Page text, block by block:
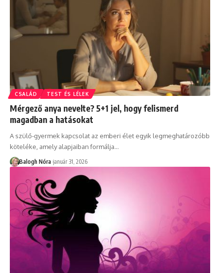
CSALÁD TEST ÉS LÉLEK
Mérgező anya nevelte? 5+1 jel, hogy felismerd
magadban a hatásokat
A szülő-gyermek kapcsolat az emberi élet egyik legmeghatározóbb
köteléke, amely alapjaiban formálja…
Balogh Nóra január 31, 2026